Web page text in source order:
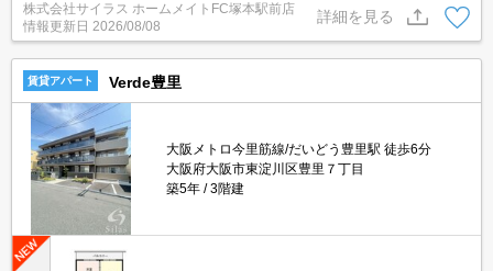
株式会社サイラス ホームメイトFC塚本駅前店
情報更新日 2026/08/08
詳細を見る
賃貸アパート Verde豊里
大阪メトロ今里筋線/だいどう豊里駅 徒歩6分
大阪府大阪市東淀川区豊里７丁目
築5年
3階建